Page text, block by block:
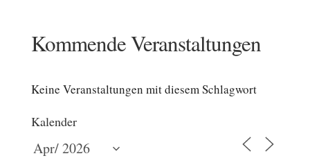
Kommende Veranstaltungen
Keine Veranstaltungen mit diesem Schlagwort
Kalender